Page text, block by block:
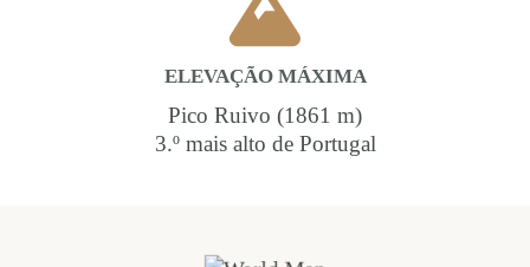
ELEVAÇÃO MÁXIMA
Pico Ruivo (1861 m)
3.º mais alto de Portugal